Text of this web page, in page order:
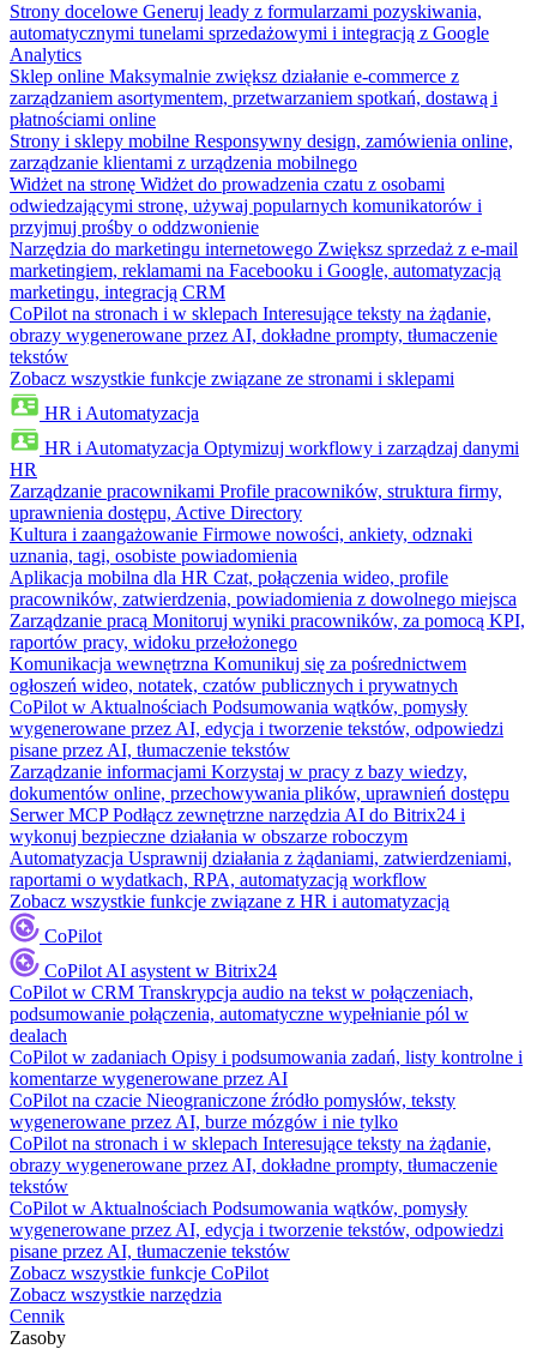
Strony docelowe Generuj leady z formularzami pozyskiwania,
automatycznymi tunelami sprzedażowymi i integracją z Google
Analytics
Sklep online Maksymalnie zwiększ działanie e-commerce z
zarządzaniem asortymentem, przetwarzaniem spotkań, dostawą i
płatnościami online
Strony i sklepy mobilne Responsywny design, zamówienia online,
zarządzanie klientami z urządzenia mobilnego
Widżet na stronę Widżet do prowadzenia czatu z osobami
odwiedzającymi stronę, używaj popularnych komunikatorów i
przyjmuj prośby o oddzwonienie
Narzędzia do marketingu internetowego Zwiększ sprzedaż z e-mail
marketingiem, reklamami na Facebooku i Google, automatyzacją
marketingu, integracją CRM
CoPilot na stronach i w sklepach Interesujące teksty na żądanie,
obrazy wygenerowane przez AI, dokładne prompty, tłumaczenie
tekstów
Zobacz wszystkie funkcje związane ze stronami i sklepami
HR i Automatyzacja
HR i Automatyzacja Optymizuj workflowy i zarządzaj danymi
HR
Zarządzanie pracownikami Profile pracowników, struktura firmy,
uprawnienia dostępu, Active Directory
Kultura i zaangażowanie Firmowe nowości, ankiety, odznaki
uznania, tagi, osobiste powiadomienia
Aplikacja mobilna dla HR Czat, połączenia wideo, profile
pracowników, zatwierdzenia, powiadomienia z dowolnego miejsca
Zarządzanie pracą Monitoruj wyniki pracowników, za pomocą KPI,
raportów pracy, widoku przełożonego
Komunikacja wewnętrzna Komunikuj się za pośrednictwem
ogłoszeń wideo, notatek, czatów publicznych i prywatnych
CoPilot w Aktualnościach Podsumowania wątków, pomysły
wygenerowane przez AI, edycja i tworzenie tekstów, odpowiedzi
pisane przez AI, tłumaczenie tekstów
Zarządzanie informacjami Korzystaj w pracy z bazy wiedzy,
dokumentów online, przechowywania plików, uprawnień dostępu
Serwer MCP Podłącz zewnętrzne narzędzia AI do Bitrix24 i
wykonuj bezpieczne działania w obszarze roboczym
Automatyzacja Usprawnij działania z żądaniami, zatwierdzeniami,
raportami o wydatkach, RPA, automatyzacją workflow
Zobacz wszystkie funkcje związane z HR i automatyzacją
CoPilot
CoPilot AI asystent w Bitrix24
CoPilot w CRM Transkrypcja audio na tekst w połączeniach,
podsumowanie połączenia, automatyczne wypełnianie pól w
dealach
CoPilot w zadaniach Opisy i podsumowania zadań, listy kontrolne i
komentarze wygenerowane przez AI
CoPilot na czacie Nieograniczone źródło pomysłów, teksty
wygenerowane przez AI, burze mózgów i nie tylko
CoPilot na stronach i w sklepach Interesujące teksty na żądanie,
obrazy wygenerowane przez AI, dokładne prompty, tłumaczenie
tekstów
CoPilot w Aktualnościach Podsumowania wątków, pomysły
wygenerowane przez AI, edycja i tworzenie tekstów, odpowiedzi
pisane przez AI, tłumaczenie tekstów
Zobacz wszystkie funkcje CoPilot
Zobacz wszystkie narzędzia
Cennik
Zasoby